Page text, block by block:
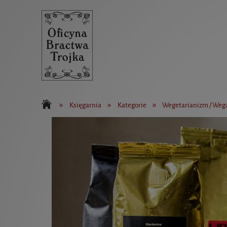
» Księgarnia » Kategorie » Wegetarianizm /